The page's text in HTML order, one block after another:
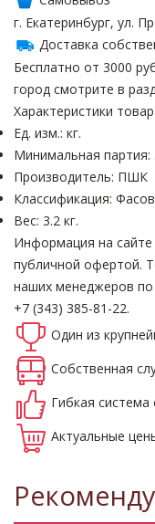
г. Екатеринбург, ул.
Доставка
Бесплатно от 3000
город смотрите в
Характеристики
Ед. изм.: кг.
Минимальная партия:
Производитель: ПШК
Классификация:
Вес: 3.2 кг.
Информация на сайте
публичной офертой.
наших менеджеров
+7 (343) 385-81-22.
Один из
Собственная
Гибкая система
Актуальные